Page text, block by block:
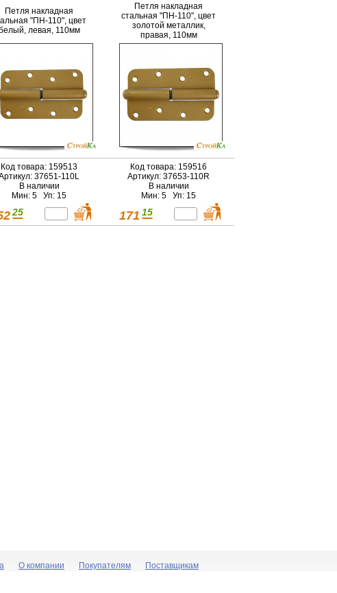
Петля накладная
"ПН-110", цвет
левая, 110мм
Код товара: 159513
37651-110L
В наличии
Мин: 5 Уп: 15
25
Петля накладная
стальная "ПН-110", цвет
золотой металлик,
правая, 110мм
Код товара: 159516
Артикул: 37653-110R
В наличии
Мин: 5 Уп: 15
171 15
О компании Покупателям Поставщикам